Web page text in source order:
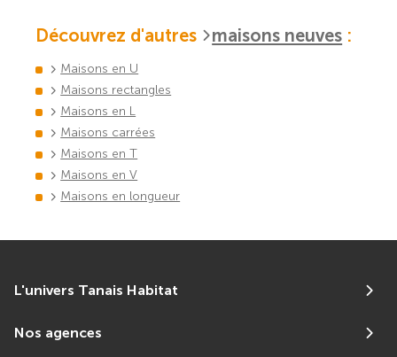
Découvrez d'autres maisons neuves :
Maisons en U
Maisons rectangles
Maisons en L
Maisons carrées
Maisons en T
Maisons en V
Maisons en longueur
L'univers Tanais Habitat
Nos agences